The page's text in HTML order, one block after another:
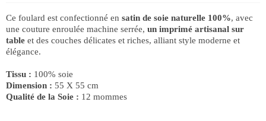
Ce foulard est confectionné en satin de soie naturelle 100%, avec
une couture enroulée machine serrée, un imprimé artisanal sur
table et des couches délicates et riches, alliant style moderne et
élégance.
Tissu : 100% soie
Dimension : 55 X 55 cm
Qualité de la Soie : 12 mommes